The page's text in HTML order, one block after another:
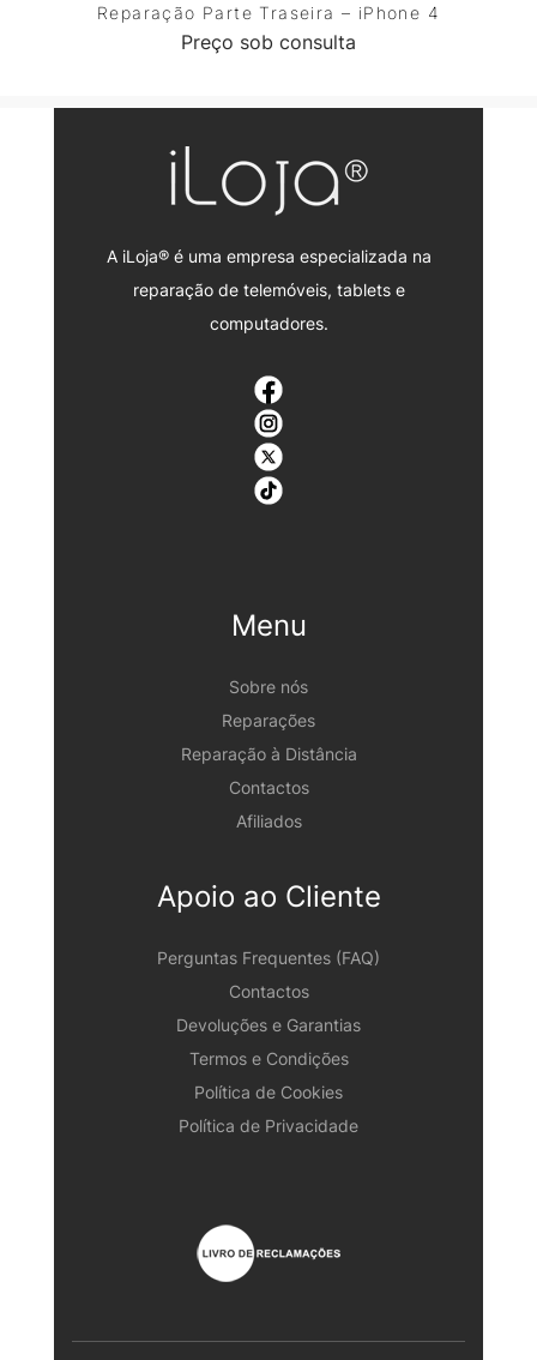
Reparação Parte Traseira – iPhone 4
Preço sob consulta
A iLoja® é uma empresa especializada na
reparação de telemóveis, tablets e
computadores.
Menu
Sobre nós
Reparações
Reparação à Distância
Contactos
Afiliados
Apoio ao Cliente
Perguntas Frequentes (FAQ)
Contactos
Devoluções e Garantias
Termos e Condições
Política de Cookies
Política de Privacidade